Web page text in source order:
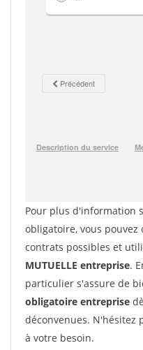
Pour plus d'information
obligatoire, vous
contrats possibles et
MUTUELLE entreprise.
particulier s'assure de
obligatoire entreprise
déconvenues. N'hésitez
à votre besoin.